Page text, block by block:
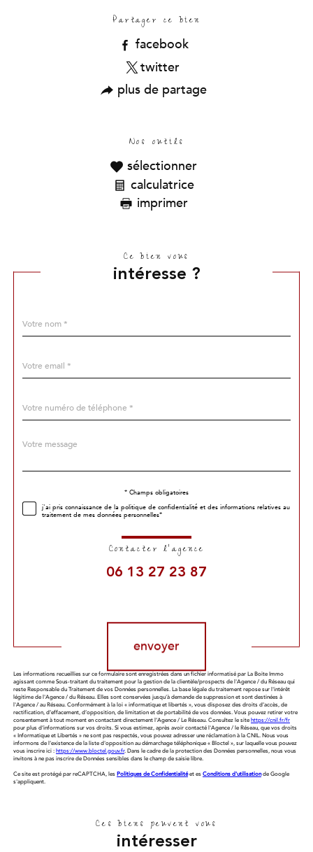
Partager ce bien
facebook
twitter
plus de partage
Nos outils
sélectionner
calculatrice
imprimer
Ce bien vous
intéresse ?
par
*
*
*
Fieldset
Message
*
* Champs obligatoires
j'ai pris connaissance de la politique de confidentialité et des informations relatives au
traitement de mes données personnelles*
Contacter l'agence
06 13 27 23 87
envoyer
Les informations recueillies sur ce formulaire sont enregistrées dans un fichier informatisé par La Boite Immo
agissant comme Sous-traitant du traitement pour la gestion de la clientèle/prospects de l'Agence / du Réseau qui
reste Responsable du Traitement de vos Données personnelles. La base légale du traitement repose sur l'intérêt
légitime de l'Agence / du Réseau. Elles sont conservées jusqu'à demande de suppression et sont destinées à
l'Agence / au Réseau. Conformément à la loi « informatique et libertés », vous disposez des droits d’accès, de
rectification, d’effacement, d’opposition, de limitation et de portabilité de vos données. Vous pouvez retirer votre
consentement à tout moment en contactant directement l’Agence / Le Réseau. Consultez le sitehttps://cnil.fr/fr
pour plus d’informations sur vos droits. Si vous estimez, après avoir contacté l'Agence / le Réseau, que vos droits
« Informatique et Libertés » ne sont pas respectés, vous pouvez adresser une réclamation à la CNIL. Nous vous
informons de l’existence de la liste d'opposition au démarchage téléphonique « Bloctel », sur laquelle vous pouvez
vous inscrire ici :https://www.bloctel.gouv.fr. Dans le cadre de la protection des Données personnelles, nous vous
invitons à ne pas inscrire de Données sensibles dans le champ de saisie libre.
Ce site est protégé par reCAPTCHA, lesPolitiques de Confidentialitéet esConditions d'utilisationde Google
s'appliquent.
Ces biens peuvent vous
intéresser